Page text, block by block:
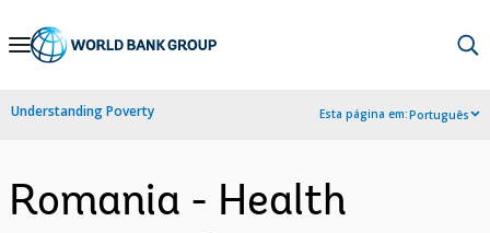
Skip
Navigation
Understanding Poverty Esta página em:Português
Romania - Health